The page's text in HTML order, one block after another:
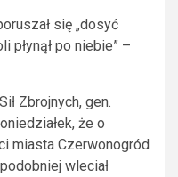
się „dosyć
płynął po niebie” –
Zbrojnych, gen.
że o
miasta Czerwonogród
wleciał